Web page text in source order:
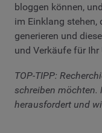
bloggen können,
im Einklang
generieren und
und Verkäufe für Ihr
TOP-TIPP:
schreiben möchten.
herausfordert und